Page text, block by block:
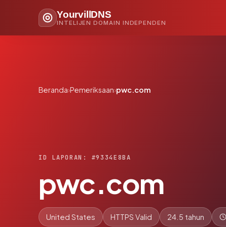
YourvillDNS
INTELIJEN DOMAIN INDEPENDEN
Beranda›Pemeriksaan›pwc.com
ID LAPORAN: #9334E8BA
pwc.com
United States HTTPS Valid 24.5 tahun